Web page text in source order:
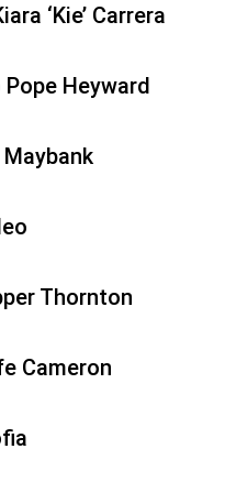
‘Kie’ Carrera
Heyward
Thornton
Cameron